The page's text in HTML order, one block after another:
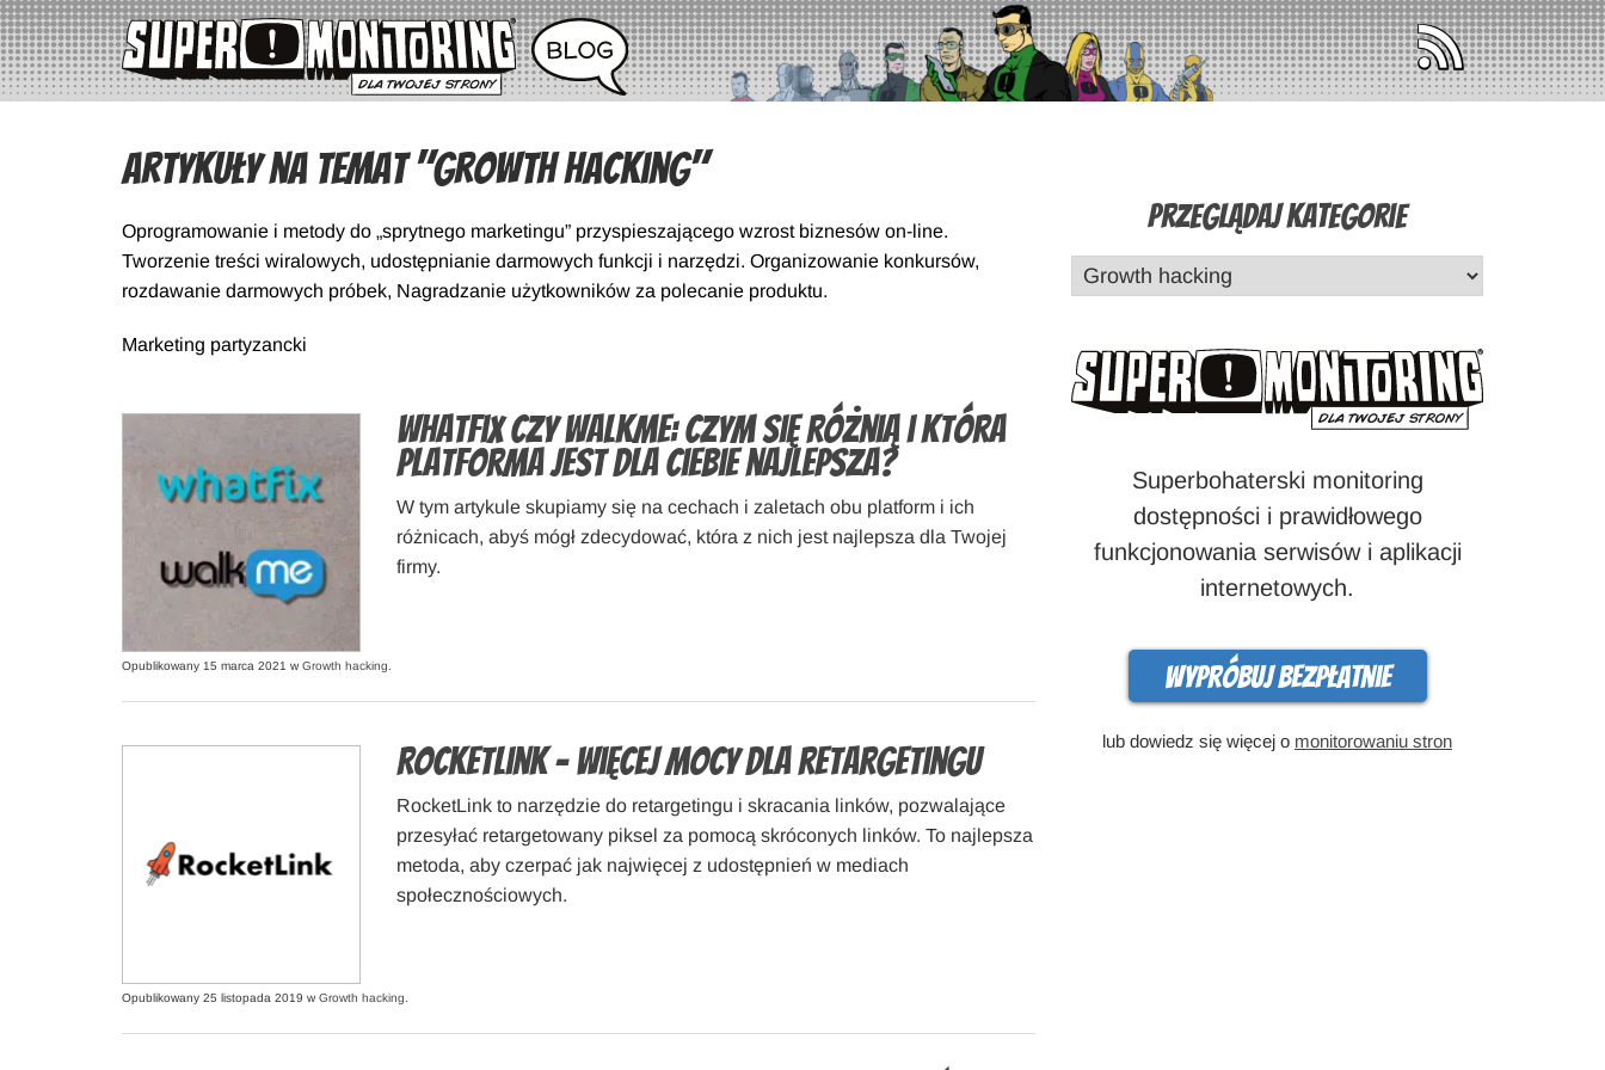
Artykuły na temat "Growth hacking"
Oprogramowanie i metody do „sprytnego marketingu” przyspieszającego wzrost biznesów on-line.
Tworzenie treści wiralowych, udostępnianie darmowych funkcji i narzędzi. Organizowanie konkursów,
rozdawanie darmowych próbek, Nagradzanie użytkowników za polecanie produktu.
Marketing partyzancki
WhatFix czy WalkMe: Czym się różnią i która
platforma jest dla Ciebie najlepsza?
W tym artykule skupiamy się na cechach i zaletach obu platform i ich
różnicach, abyś mógł zdecydować, która z nich jest najlepsza dla Twojej
firmy.
Opublikowany 15 marca 2021 w Growth hacking
RocketLink – Więcej mocy dla retargetingu
RocketLink to narzędzie do retargetingu i skracania linków, pozwalające
przesyłać retargetowany piksel za pomocą skróconych linków. To najlepsza
metoda, aby czerpać jak najwięcej z udostępnień w mediach
społecznościowych.
Opublikowany 25 listopada 2019 w Growth hacking
Przeglądaj Kategorie
Superbohaterski monitoring
dostępności i prawidłowego
funkcjonowania serwisów i aplikacji
internetowych.
Wypróbuj bezpłatnie
lub dowiedz się więcej o monitorowaniu stron